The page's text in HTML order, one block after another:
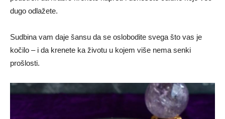
dugo odlažete.
Sudbina vam daje šansu da se oslobodite svega što vas je
kočilo – i da krenete ka životu u kojem više nema senki
prošlosti.